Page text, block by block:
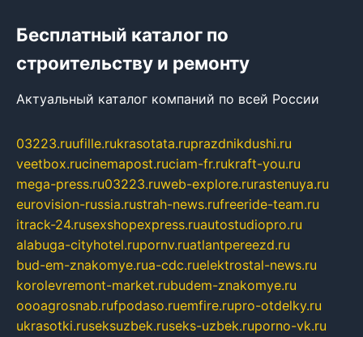
Бесплатный каталог по
строительству и ремонту
Актуальный каталог компаний по всей России
03223.ruufille.rukrasotata.ruprazdnikdushi.ru
veetbox.rucinemapost.ruciam-fr.rukraft-you.ru
mega-press.ru03223.ruweb-explore.rurastenuya.ru
eurovision-russia.rustrah-news.rufreeride-team.ru
itrack-24.rusexshopexpress.ruautostudiopro.ru
alabuga-cityhotel.rupornv.ruatlantpereezd.ru
bud-em-znakomye.rua-cdc.ruelektrostal-news.ru
korolevremont-market.rubudem-znakomye.ru
oooagrosnab.rufpodaso.ruemfire.rupro-otdelky.ru
ukrasotki.ruseksuzbek.ruseks-uzbek.ruporno-vk.ru